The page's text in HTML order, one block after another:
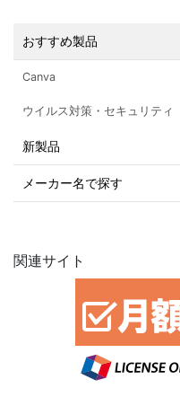
おすすめ製品
Canva
ウイルス対策・セキュリティ
新製品
メーカー名で探す
関連サイト